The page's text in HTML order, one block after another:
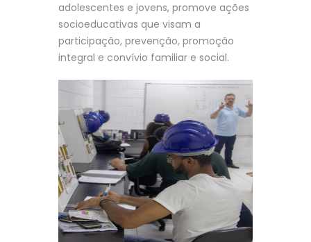
adolescentes e jovens, promove ações
socioeducativas que visam a
participação, prevenção, promoção
integral e convívio familiar e social.